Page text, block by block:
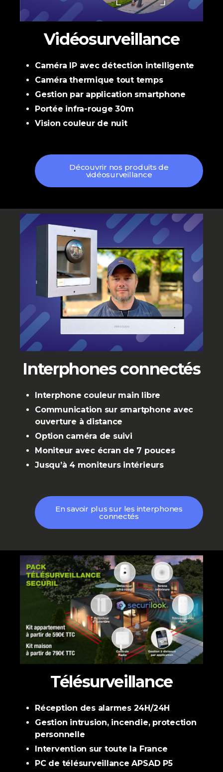
Vidéosurveillance
Caméra IP avec détection intelligente
Caméra thermique tout temps
Gestion par application smartphone
Portée infra-rouge 30m
Vision couleur de nuit
Découvrir nos produits de
vidéosurveillance
Interphones connectés
Interphone couleur main libre
Communication sur smartphone avec
ouverture à distance
Option caméra de suivi
Moniteur avec écran de 7 pouces
Jusqu’à 4 moniteurs intérieurs
En savoir plus sur les interphones
connectés
Télésurveillance
Réception des alarmes 24H/24H
Gestion intrusion, incendie, protection
personnelle
Intervention sur toute la France
PC de télésurveillance APSAD P5